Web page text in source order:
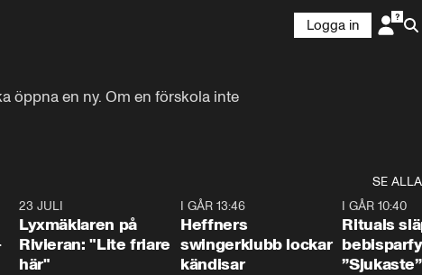
Logga in
öppna en ny. Om en förskola inte
SE ALLA
23 JULI
Lyxmäklaren på
Rivieran: "Lite friare
här"
I GÅR 13:46
Heffners
swingerklubb lockar
kändisar
I GÅR 10:40
Rituals
”Sjukaste”